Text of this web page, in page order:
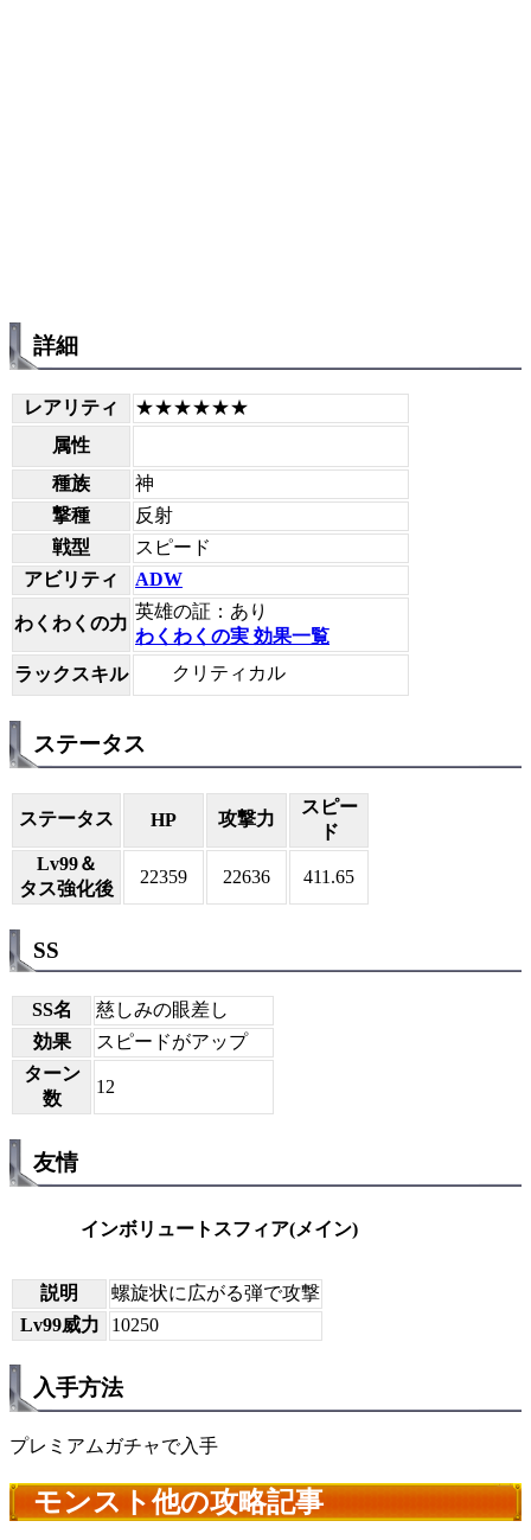
詳細
レアリティ
★★★★★★
属性
種族
神
撃種
反射
戦型
スピード
アビリティ
ADW
わくわくの力
英雄の証：あり
わくわくの実 効果一覧
ラックスキル
クリティカル
ステータス
ステータス HP 攻撃力
スピー
ド
Lv99＆
タス強化後
22359 22636 411.65
SS
SS名
慈しみの眼差し
効果
スピードがアップ
ターン
数
12
友情
インボリュートスフィア(メイン)
説明
螺旋状に広がる弾で攻撃
Lv99威力
10250
入手方法
プレミアムガチャで入手
モンスト他の攻略記事